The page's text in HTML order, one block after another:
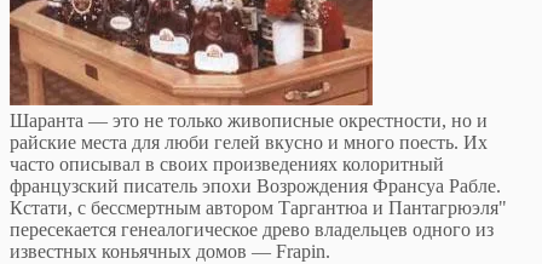
Шаранта — это не только живописные окрестности, но и
райские места для люби гелей вкусно и много поесть. Их
часто описывал в своих произведениях колоритный
французский писатель эпохи Возрождения Франсуа Рабле.
Кстати, с бессмертным автором Таргантюа и Пантагрюэля"
пересекается генеалогическое древо владельцев одного из
известных коньячных домов — Frapin.